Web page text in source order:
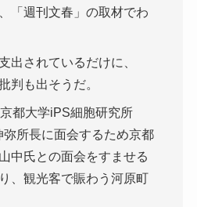
「週刊文春」の取材でわ
出されているだけに、
判も出そうだ。
都大学iPS細胞研究所
弥所長に面会するため京都
中氏との面会をすませる
、観光客で賑わう河原町